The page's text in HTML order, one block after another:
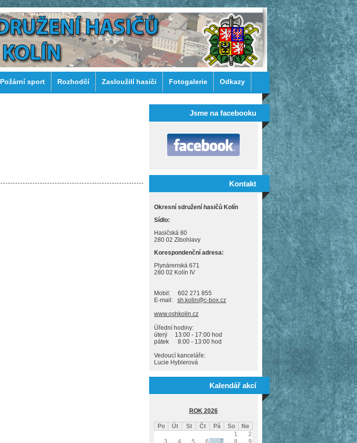
Požární sport Rozhodčí Zasloužilí hasiči Fotogalerie Odkazy
Jsme na facebooku
Kontakt
Okresní sdružení hasičů Kolín
Sídlo:
Hasičská 80
280 02 Zibohlavy
Korespondenční adresa:
Plynárenská 671
280 02 Kolín IV
Mobil: 602 271 855
E-mail: sh.kolin@c-box.cz
www.oshkolin.cz
Úřední hodiny:
úterý 13:00 - 17:00 hod
pátek 8:00 - 13:00 hod
Vedoucí kanceláře:
Lucie Hyblerová
Kalendář akcí
ROK 2026
Po Út St Čt Pá So
Ne
1
2